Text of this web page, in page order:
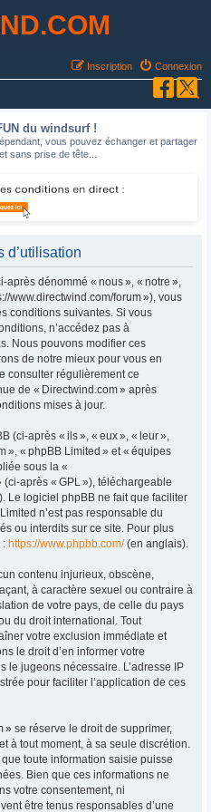
Connexion
Inscription
du windsurf !
vous pouvez échanger et partager
sans prise de tête...
d’utilisation
dénommé « nous », « notre »,
www.directwind.com/forum »), vous
conditions suivantes. Si vous
n’accédez pas à
Nous pouvons modifier ces
de notre mieux pour vous en
consulter régulièrement ce
de « Directwind.com » après
mises à jour.
(ci-après « ils », « eux », « leur »,
», « phpBB Limited » et « équipes
sous la «
(ci-après « GPL »), téléchargeable
Le logiciel phpBB ne fait que faciliter
n’est pas responsable du
ou interdits sur ce site. Pour plus
: https://www.phpbb.com/(en anglais).
contenu injurieux, obscène,
à caractère sexuel ou contraire à
de votre pays, de celle du pays
du droit international. Tout
votre exclusion immédiate et
le droit d’en informer votre
le jugeons nécessaire. L’adresse IP
pour faciliter l’application de ces
se réserve le droit de supprimer,
à tout moment, à sa seule discrétion.
toute information saisie puisse
Bien que ces informations ne
votre consentement, ni
être tenus responsables d’une